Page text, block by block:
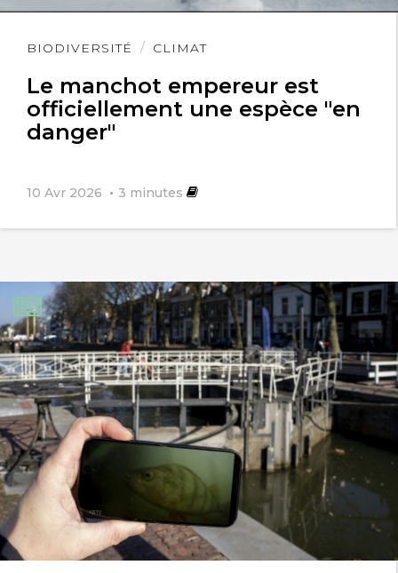
BIODIVERSITÉ CLIMAT
Le manchot empereur est
officiellement une espèce "en
danger"
10 Avr 2026 3 minutes
Lire